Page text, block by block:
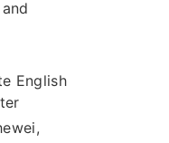
English